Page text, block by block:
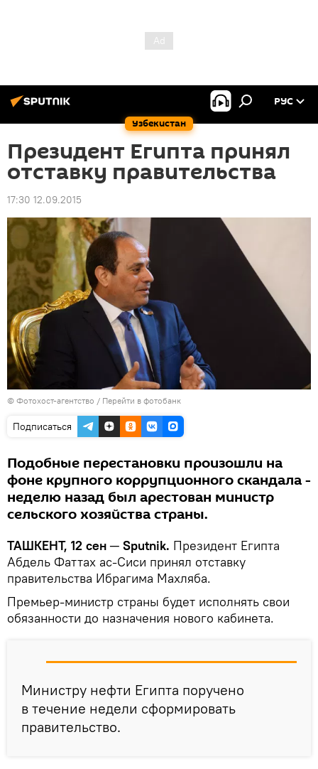
Узбекистан
РУС
Президент Египта принял
отставку правительства
17:30 12.09.2015
© Фотохост-агентство / Перейти в фотобанк
Подписаться
Подобные перестановки произошли на
фоне крупного коррупционного скандала -
неделю назад был арестован министр
сельского хозяйства страны.
ТАШКЕНТ, 12 сен ─ Sputnik. Президент Египта
Абдель Фаттах ас-Сиси принял отставку
правительства Ибрагима Махляба.
Премьер-министр страны будет исполнять свои
обязанности до назначения нового кабинета.
Министру нефти Египта поручено
в течение недели сформировать
правительство.